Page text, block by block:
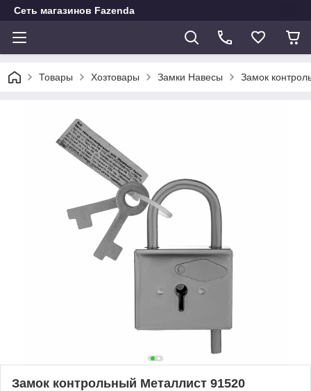
Сеть магазинов Fazenda
Товары Хозтовары Замки Навесы Замок
Замок контрольный Металлист 91520